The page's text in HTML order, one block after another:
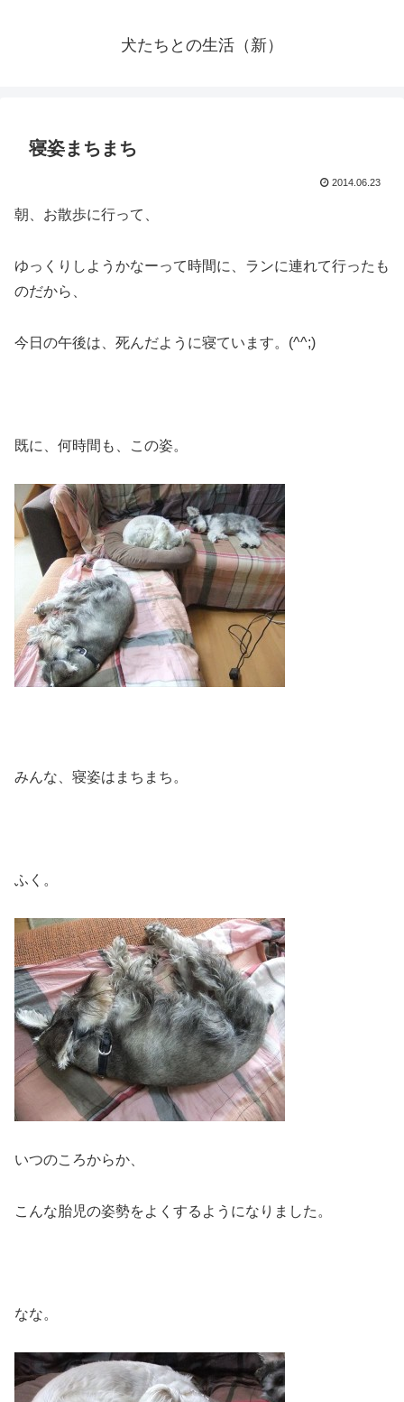
犬たちとの生活（新）
寝姿まちまち
2014.06.23
朝、お散歩に行って、
ゆっくりしようかなーって時間に、ランに連れて行ったも
のだから、
今日の午後は、死んだように寝ています。(^^;)
既に、何時間も、この姿。
みんな、寝姿はまちまち。
ふく。
いつのころからか、
こんな胎児の姿勢をよくするようになりました。
なな。